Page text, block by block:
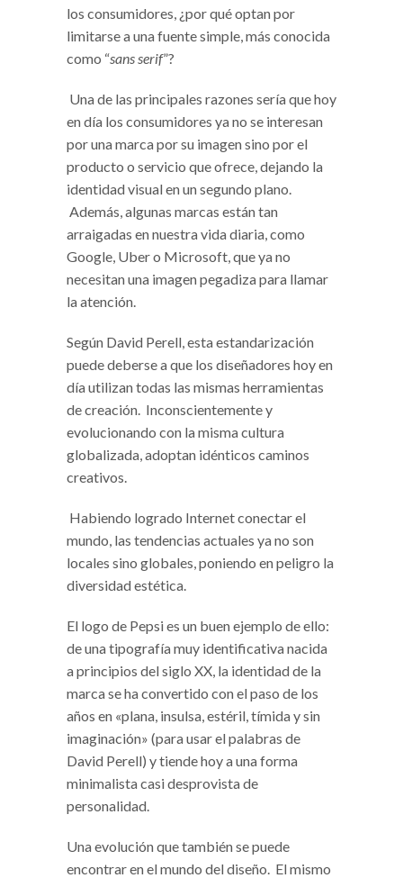
los consumidores, ¿por qué optan por
limitarse a una fuente simple, más conocida
como “sans serif”?
Una de las principales razones sería que hoy
en día los consumidores ya no se interesan
por una marca por su imagen sino por el
producto o servicio que ofrece, dejando la
identidad visual en un segundo plano.
Además, algunas marcas están tan
arraigadas en nuestra vida diaria, como
Google, Uber o Microsoft, que ya no
necesitan una imagen pegadiza para llamar
la atención.
Según David Perell, esta estandarización
puede deberse a que los diseñadores hoy en
día utilizan todas las mismas herramientas
de creación. Inconscientemente y
evolucionando con la misma cultura
globalizada, adoptan idénticos caminos
creativos.
Habiendo logrado Internet conectar el
mundo, las tendencias actuales ya no son
locales sino globales, poniendo en peligro la
diversidad estética.
El logo de Pepsi es un buen ejemplo de ello:
de una tipografía muy identificativa nacida
a principios del siglo XX, la identidad de la
marca se ha convertido con el paso de los
años en «plana, insulsa, estéril, tímida y sin
imaginación» (para usar el palabras de
David Perell) y tiende hoy a una forma
minimalista casi desprovista de
personalidad.
Una evolución que también se puede
encontrar en el mundo del diseño. El mismo